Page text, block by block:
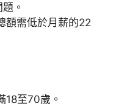
。
額需低於月薪的22
18至70歲。